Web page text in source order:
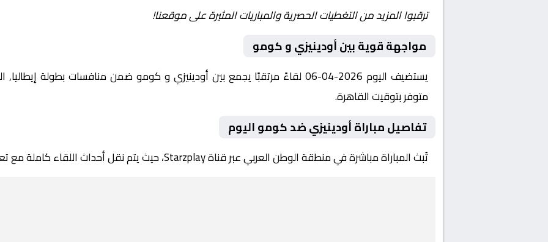
ترقبوا المزيد من التغطيات الحصرية والمباريات المثيرة على موقعنا!
مواجهة قوية بين أودينيزي و كومو
يستضيف اليوم 2026-04-06 لقاءً مرتقبًا يجمع بين أودينيزي و كومو ضمن منافسات بطولة
متوفر بتوقيت القاهرة.
تفاصيل مباراة أودينيزي ضد كومو اليوم
تُبث المباراة مباشرة في منطقة الوطن العربي عبر قناة Starzplay، حيث يتم نقل أحداث اللقاء كاملة مع تعليق صوتي مميز.